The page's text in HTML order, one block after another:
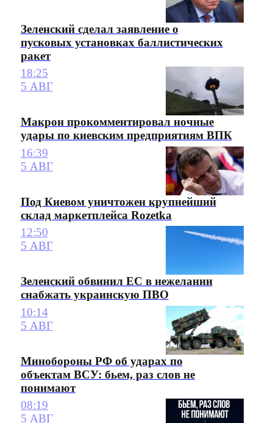
Зеленский сделал заявление о
пусковых установках баллистических
ракет
18:25
5 АВГ
Макрон прокомментировал ночные
удары по киевским предприятиям ВПК
16:39
5 АВГ
Под Киевом уничтожен крупнейший
склад маркетплейса Rozetka
12:50
5 АВГ
Зеленский обвинил ЕС в нежелании
снабжать украинскую ПВО
10:14
5 АВГ
Минобороны РФ об ударах по
объектам ВСУ: бьем, раз слов не
понимают
08:19
5 АВГ